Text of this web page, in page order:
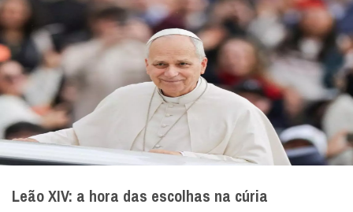
Leão XIV: a hora das escolhas na cúria